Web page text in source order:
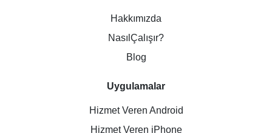
Hakkımızda
NasılÇalışır?
Blog
Uygulamalar
Hizmet Veren Android
Hizmet Veren iPhone